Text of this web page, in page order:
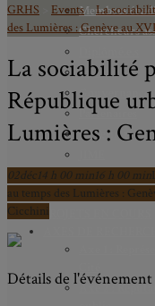
Membres
Chercheurs
Statuts
Gouvernance
Partenaires
Bulletin
Bourses du
ARCHIVES
PROJETS EN COURS
Axe 2 :
GRHS Events>La
des Lumières : Genève au
La sociabilité
République
Lumières :
02déc14 h 00 min16 h 00 min
au temps des Lumières :
Cicchini
Détails de l'événement